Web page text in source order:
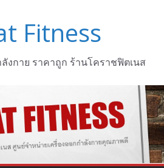
Fitness
งกาย ราคาถูก ร้านโคราชฟิตเนส